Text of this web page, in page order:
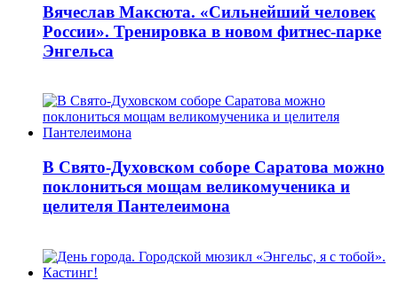
Вячеслав Максюта. «Сильнейший человек
России». Тренировка в новом фитнес-парке
Энгельса
В Свято-Духовском соборе Саратова можно
поклониться мощам великомученика и
целителя Пантелеимона